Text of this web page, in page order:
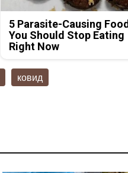
5 Parasite-Causing
You Should Stop Eating
Right Now
ковид